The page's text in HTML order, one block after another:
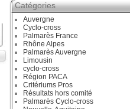
Catégories
Auvergne
Cyclo-cross
Palmarès France
Rhône Alpes
Palmarès Auvergne
Limousin
cyclo-cross
Région PACA
Critériums Pros
Résultats hors comité
Palmarès Cyclo-cross